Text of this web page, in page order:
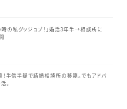
の私グッジョブ！」婚活3年半→相談所に
半信半疑で結婚相談所の移籍。でもアドバ
。